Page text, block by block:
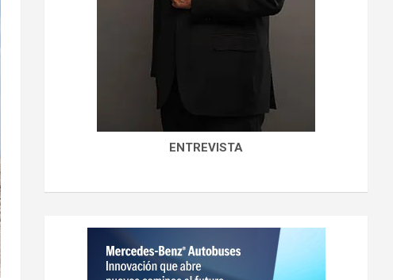
ENTREVISTA